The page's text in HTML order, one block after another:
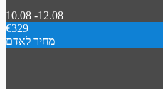
10.08 -12.08
€329
מחיר לאדם